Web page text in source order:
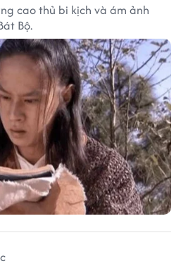
cao thủ bi kịch và ám ảnh
Bộ.